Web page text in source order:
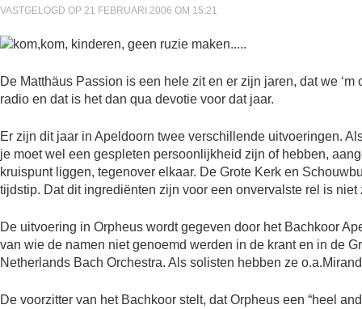
VASTGELOGD OP 21 FEBRUARI 2006 OM 15:21
De Matthäus Passion is een hele zit en er zijn jaren, dat we
radio en dat is het dan qua devotie voor dat jaar.
Er zijn dit jaar in Apeldoorn twee verschillende uitvoeringen.
je moet wel een gespleten persoonlijkheid zijn of hebben,
kruispunt liggen, tegenover elkaar. De Grote Kerk en
tijdstip. Dat dit ingrediënten zijn voor een onvervalste rel is niet
De uitvoering in Orpheus wordt gegeven door het Bachkoor
van wie de namen niet genoemd werden in de krant en in de
Netherlands Bach Orchestra. Als solisten hebben ze
De voorzitter van het Bachkoor stelt, dat Orpheus een “heel